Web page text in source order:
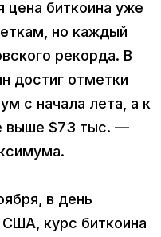
цена биткоина уже
но каждый
рекорда. В
достиг отметки
с начала лета, а к
выше $73 тыс. —
в день
курс биткоина